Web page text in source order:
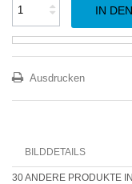
IN
Ausdrucken
BILDDETAILS
30 ANDERE PRODUKTE